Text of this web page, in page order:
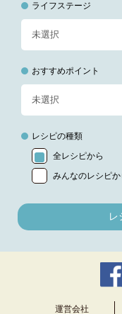
ライフステージ
おすすめポイント
レシピの種類
全レシピから
みんなのレシピか
レ
運営会社